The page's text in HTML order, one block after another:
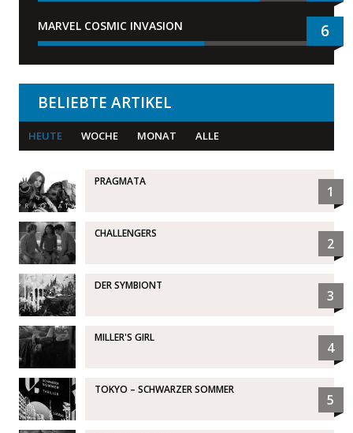
MARVEL COSMIC INVASION 6
BELIEBTE ARTIKEL
HEUTE WOCHE MONAT ALLE
PRAGMATA
1
CHALLENGERS
2
DER SYMBIONT
3
MILLER'S GIRL
4
TOKYO – SCHWARZER SOMMER
5